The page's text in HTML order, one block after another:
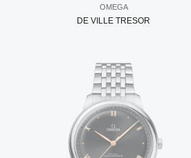
OMEGA
DE VILLE TRESOR